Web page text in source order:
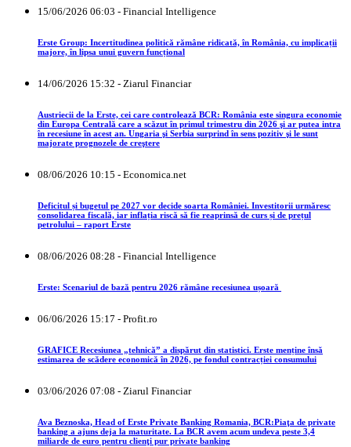
15/06/2026 06:03 - Financial Intelligence
Erste Group: Incertitudinea politică rămâne ridicată, în România, cu implicații
majore, în lipsa unui guvern funcțional
14/06/2026 15:32 - Ziarul Financiar
Austriecii de la Erste, cei care controlează BCR: România este singura economie
din Europa Centrală care a scăzut în primul trimestru din 2026 şi ar putea intra
în recesiune în acest an. Ungaria şi Serbia surprind în sens pozitiv şi le sunt
majorate prognozele de creştere
08/06/2026 10:15 - Economica.net
Deficitul și bugetul pe 2027 vor decide soarta României. Investitorii urmăresc
consolidarea fiscală, iar inflația riscă să fie reaprinsă de curs și de prețul
petrolului – raport Erste
08/06/2026 08:28 - Financial Intelligence
Erste: Scenariul de bază pentru 2026 rămâne recesiunea ușoară
06/06/2026 15:17 - Profit.ro
GRAFICE Recesiunea „tehnică” a dispărut din statistici. Erste menține însă
estimarea de scădere economică în 2026, pe fondul contracției consumului
03/06/2026 07:08 - Ziarul Financiar
Ava Beznoska, Head of Erste Private Banking Romania, BCR:Piaţa de private
banking a ajuns deja la maturitate. La BCR avem acum undeva peste 3,4
miliarde de euro pentru clienţi pur private banking